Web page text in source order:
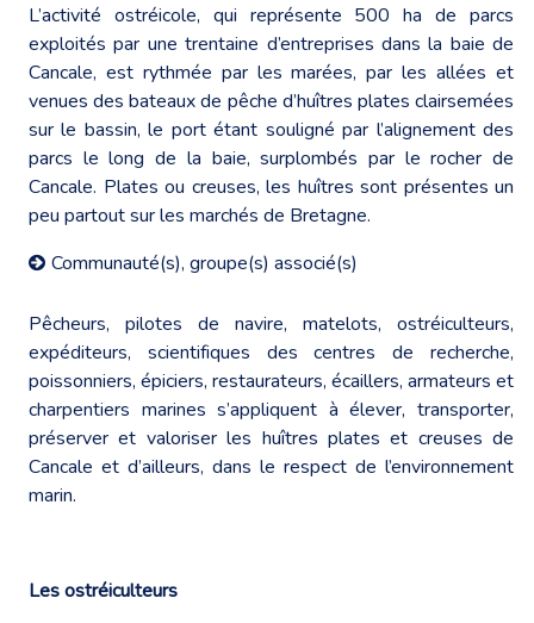
L’activité ostréicole, qui représente 500 ha de parcs
exploités par une trentaine d’entreprises dans la baie de
Cancale, est rythmée par les marées, par les allées et
venues des bateaux de pêche d’huîtres plates clairsemées
sur le bassin, le port étant souligné par l’alignement des
parcs le long de la baie, surplombés par le rocher de
Cancale. Plates ou creuses, les huîtres sont présentes un
peu partout sur les marchés de Bretagne.
Communauté(s), groupe(s) associé(s)
Pêcheurs, pilotes de navire, matelots, ostréiculteurs,
expéditeurs, scientifiques des centres de recherche,
poissonniers, épiciers, restaurateurs, écaillers, armateurs et
charpentiers marines s’appliquent à élever, transporter,
préserver et valoriser les huîtres plates et creuses de
Cancale et d’ailleurs, dans le respect de l’environnement
marin.
Les ostréiculteurs